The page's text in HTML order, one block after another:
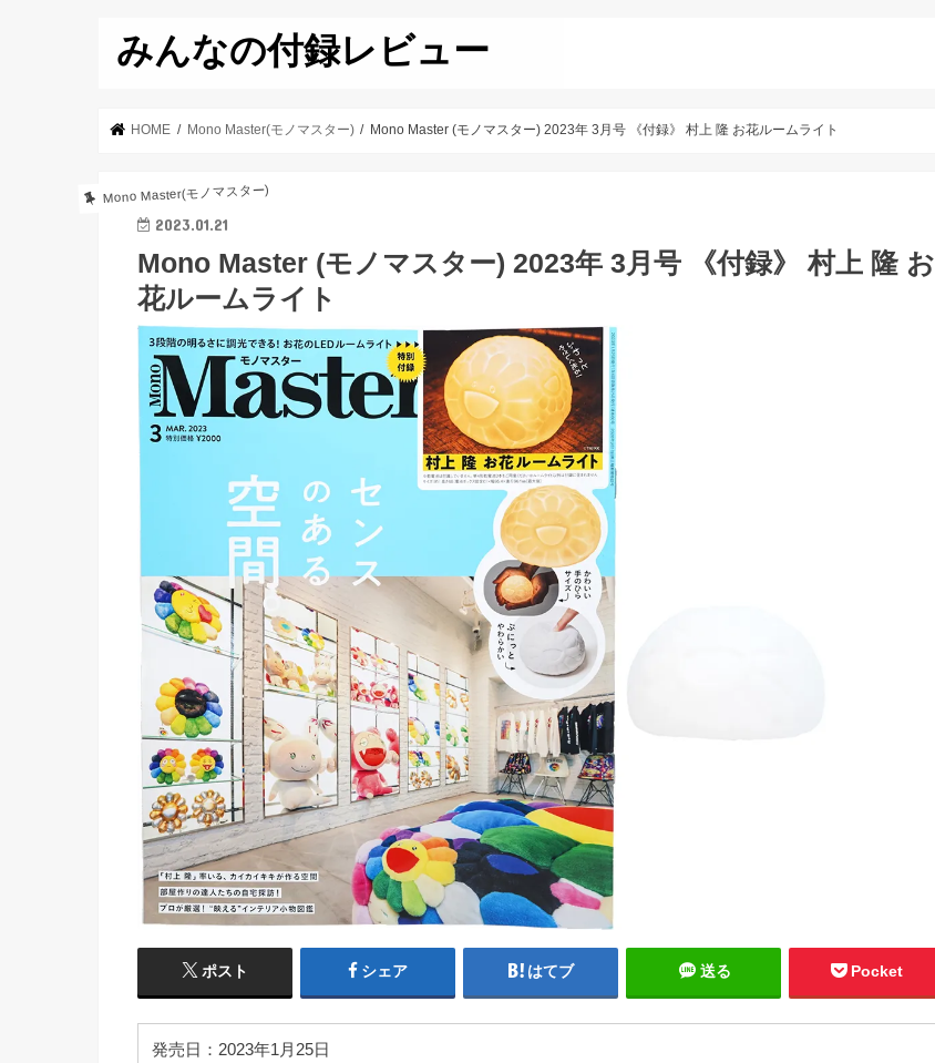
みんなの付録レビュー
HOME Mono Master(モノマスター) Mono Master (モノマスター) 2023年 3月号 《付録》 村上 隆 お花ルームライト
Mono Master(モノマスター)
2023.01.21
Mono Master (モノマスター) 2023年 3月号 《付録》 村上 隆 お
花ルームライト
ポスト シェア はてブ 送る Pocket
発売日：2023年1月25日